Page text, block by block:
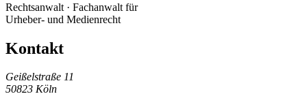
Rechtsanwalt · Fachanwalt für
Urheber- und Medienrecht
Kontakt
Geißelstraße 11
50823 Köln